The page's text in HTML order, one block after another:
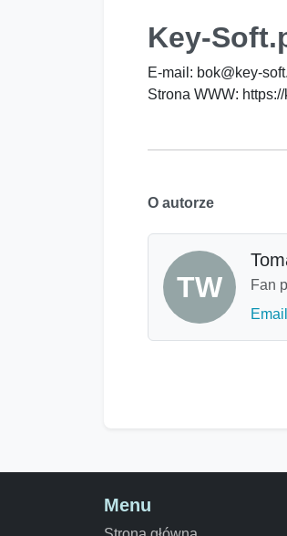
Key-
E-mail: bok@key-
Strona WWW:
O autorze
TW
Fan
Email
Menu